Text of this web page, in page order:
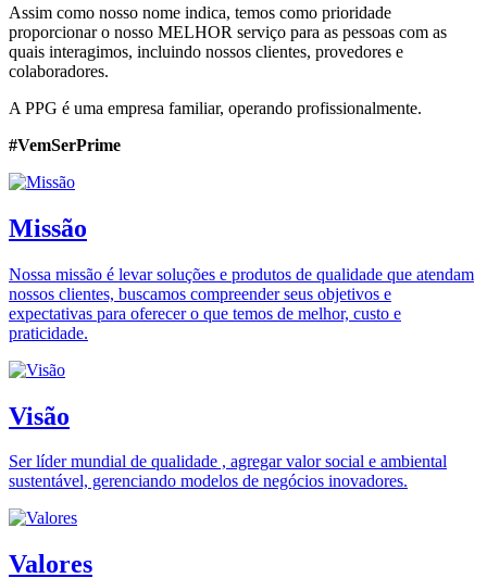
Assim como nosso nome indica, temos como prioridade
proporcionar o nosso MELHOR serviço para as pessoas com as
quais interagimos, incluindo nossos clientes, provedores e
colaboradores.
A PPG é uma empresa familiar, operando profissionalmente.
#VemSerPrime
Missão
Nossa missão é levar soluções e produtos de qualidade que atendam
nossos clientes, buscamos compreender seus objetivos e
expectativas para oferecer o que temos de melhor, custo e
praticidade.
Visão
Ser líder mundial de qualidade , agregar valor social e ambiental
sustentável, gerenciando modelos de negócios inovadores.
Valores